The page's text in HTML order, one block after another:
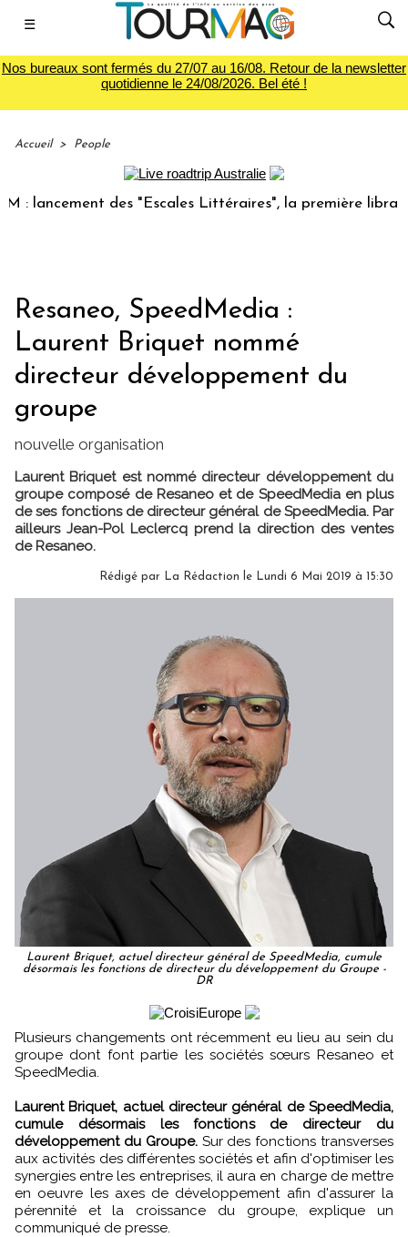
☰
Nos bureaux sont fermés du 27/07 au 16/08. Retour de la newsletter
quotidienne le 24/08/2026. Bel été !
Accueil > People
des "Escales Littéraires", la première librairie
Resaneo, SpeedMedia :
Laurent Briquet nommé
directeur développement du
groupe
nouvelle organisation
Laurent Briquet est nommé directeur développement du
groupe composé de Resaneo et de SpeedMedia en plus
de ses fonctions de directeur général de SpeedMedia. Par
ailleurs Jean-Pol Leclercq prend la direction des ventes
de Resaneo.
Rédigé par La Rédaction le Lundi 6 Mai 2019 à 15:30
Laurent Briquet, actuel directeur général de SpeedMedia, cumule
désormais les fonctions de directeur du développement du Groupe -
DR
Plusieurs changements ont récemment eu lieu au sein du
groupe dont font partie les sociétés sœurs Resaneo et
SpeedMedia.
Laurent Briquet, actuel directeur général de SpeedMedia,
cumule désormais les fonctions de directeur du
développement du Groupe.Sur des fonctions transverses
aux activités des différentes sociétés et afin d'optimiser les
synergies entre les entreprises, il aura en charge de mettre
en oeuvre les axes de développement afin d'assurer la
pérennité et la croissance du groupe, explique un
communiqué de presse.